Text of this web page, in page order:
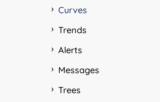
Curves
Trends
Alerts
Messages
Trees